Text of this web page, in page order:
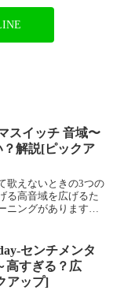
スイッチ 音域〜
解説[ピックア
歌えないときの3つの
る高音域を広げるた
ニングがあります。
て歌った方が出やす
の...
センチメンタ
高すぎる？広
アップ]